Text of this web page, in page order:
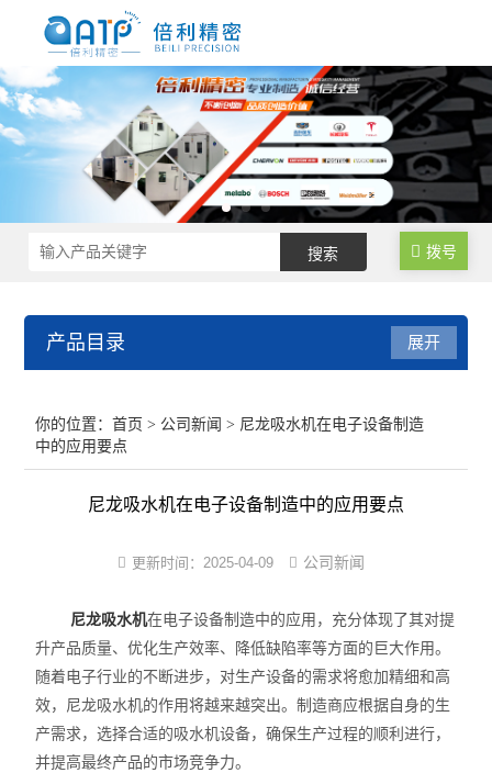
拨号
产品目录
尼龙塑料调湿设备
尼龙塑件强制吸水装置
尼龙制品调湿机
PA6/66蒸煮增湿设备
尼龙镶件快速吸湿机
小型尼龙PA调湿机
展开
你的位置：首页 > 公司新闻 > 尼龙吸水机在电子设备制造
中的应用要点
尼龙吸水机在电子设备制造中的应用要点
更新时间： 2025-04-09 公司新闻
尼龙吸水机在电子设备制造中的应用，充分体现了其对提
升产品质量、优化生产效率、降低缺陷率等方面的巨大作用。
随着电子行业的不断进步，对生产设备的需求将愈加精细和高
效，尼龙吸水机的作用将越来越突出。制造商应根据自身的生
产需求，选择合适的吸水机设备，确保生产过程的顺利进行，
并提高最终产品的市场竞争力。